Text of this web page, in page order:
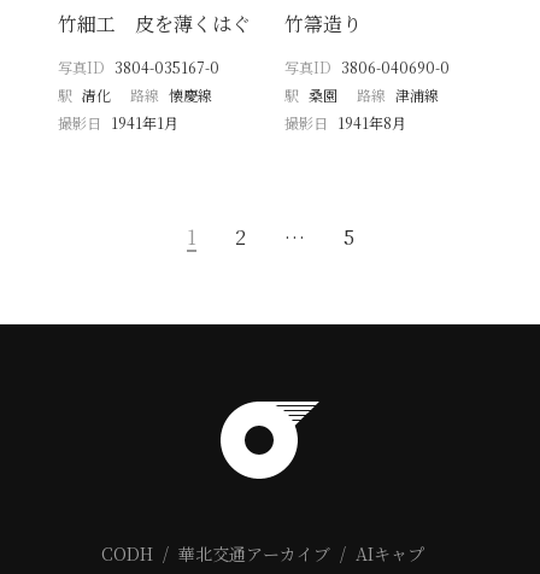
竹細工 皮を薄くはぐ
写真ID 3804-035167-0
駅 清化 路線 懐慶線
撮影日
1941年1月
竹箒造り
写真ID 3806-040690-0
駅 桑園 路線 津浦線
撮影日
1941年8月
1 2 … 5
CODH 華北交通アーカイブ AIキャプ